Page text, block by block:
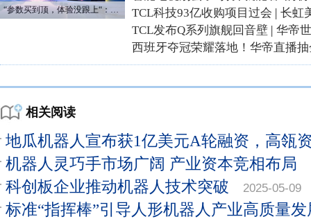
TCL科技93亿收购项目过会 | 长虹
TCL发布Q系列旗舰回音壁 | 华帝
西班牙夺冠荣耀落地！华帝直播
相关阅读
地瓜机器人宣布获1亿美元A轮融资，高瓴
机器人灵巧手市场广阔 产业资本竞相布局
科创板企业推动机器人技术突破
2025-05-09
标准“指挥棒”引导人形机器人产业高质量发